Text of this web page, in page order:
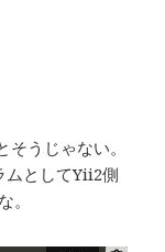
うじゃない。
ムとしてYii2側
。